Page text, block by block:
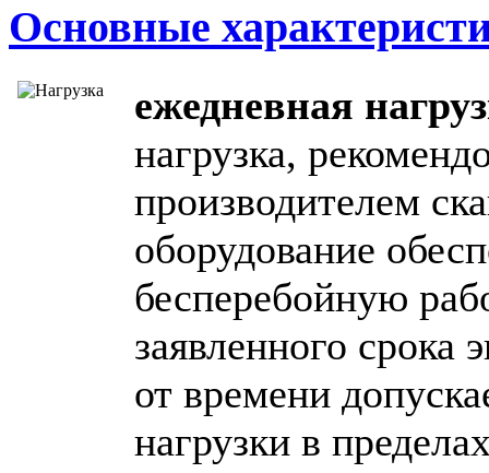
Основные
ежедневная
нагрузка,
производителем
оборудование
бесперебойную
заявленного срока
от времени
нагрузки в